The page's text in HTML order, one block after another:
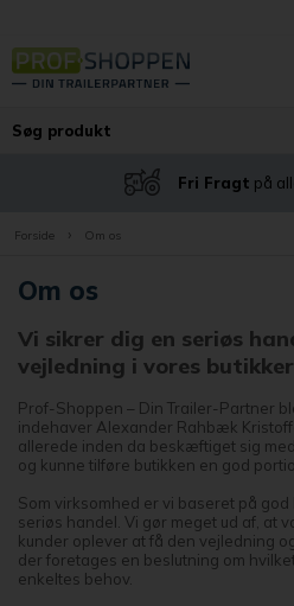
Fri Fragt på
Forside › Om os
Om os
Vi sikrer dig en seriøs
vejledning i vores
Prof-Shoppen – Din Trailer-Partner
indehaver Alexander Rahbæk
allerede inden da beskæftiget sig
og kunne tilføre butikken en god
Som virksomhed er vi baseret på
seriøs handel. Vi gør meget ud af, at
kunder oplever at få den vejledning
der foretages en beslutning om
enkeltes behov.